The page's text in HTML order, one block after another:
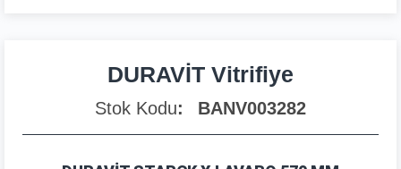
DURAVİT Vitrifiye
Stok Kodu BANV003282